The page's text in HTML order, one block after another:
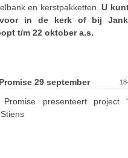
en kerstpakketten.U
in de kerk of bij
t/m 22 oktober a.s.
29 september
Promise presenteert project